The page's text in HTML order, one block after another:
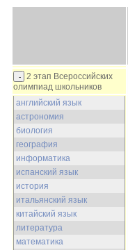
2 этап Всероссийских
олимпиад школьников
английский язык
астрономия
биология
география
информатика
испанский язык
история
итальянский язык
китайский язык
литература
математика